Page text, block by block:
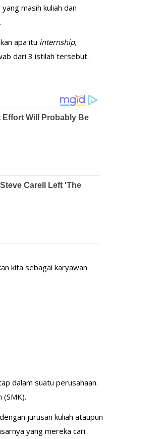
masih kuliah dan
apa itu internship,
dari 3 istilah tersebut.
kita sebagai karyawan
dalam suatu perusahaan.
(SMK).
dengan jurusan kuliah ataupun
yang mereka cari